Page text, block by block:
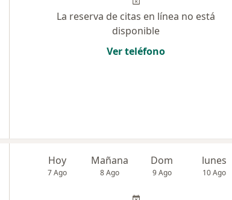
La reserva de citas en línea no está
disponible
Ver teléfono
Hoy
7 Ago
Mañana
8 Ago
Dom
9 Ago
lunes
10 Ago